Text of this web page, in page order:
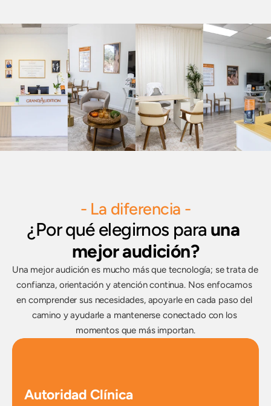
- La diferencia -
¿Por qué elegirnos para una
mejor audición?
Una mejor audición es mucho más que tecnología; se trata de
confianza, orientación y atención continua. Nos enfocamos
en comprender sus necesidades, apoyarle en cada paso del
camino y ayudarle a mantenerse conectado con los
momentos que más importan.
Autoridad Clínica